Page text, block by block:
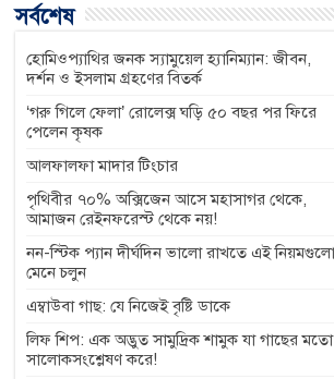
সর্বশেষ
হোমিওপ্যাথির জনক স্যামুয়েল হ্যানিম্যান: জীবন,
দর্শন ও ইসলাম গ্রহণের বিতর্ক
‘গরু গিলে ফেলা’ রোলেক্স ঘড়ি ৫০ বছর পর ফিরে
পেলেন কৃষক
আলফালফা মাদার টিংচার
পৃথিবীর ৭০% অক্সিজেন আসে মহাসাগর থেকে,
আমাজন রেইনফরেস্ট থেকে নয়!
নন-স্টিক প্যান দীর্ঘদিন ভালো রাখতে এই নিয়মগুলো
মেনে চলুন
এম্বাউবা গাছ: যে নিজেই বৃষ্টি ডাকে
লিফ শিপ: এক অদ্ভুত সামুদ্রিক শামুক যা গাছের মতো
সালোকসংশ্লেষণ করে!